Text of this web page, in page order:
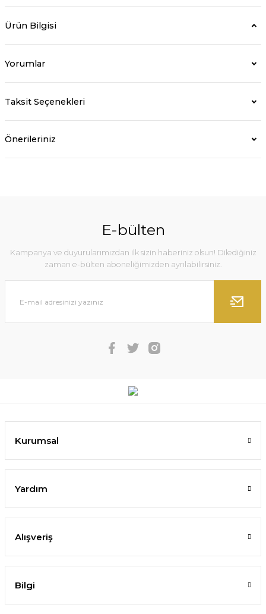
Ürün Bilgisi
Yorumlar
Taksit Seçenekleri
Önerileriniz
E-bülten
Kampanya ve duyurularımızdan ilk sizin haberiniz olsun! Dilediğiniz
zaman e-bülten aboneliğimizden ayrılabilirsiniz.
Kurumsal
Yardım
Alışveriş
Bilgi